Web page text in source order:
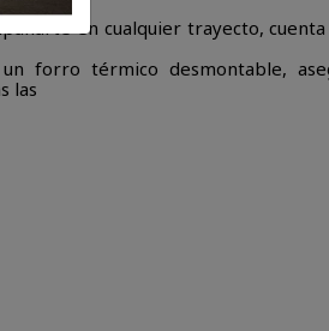
en cualquier trayecto,
forro térmico desmontable,
las